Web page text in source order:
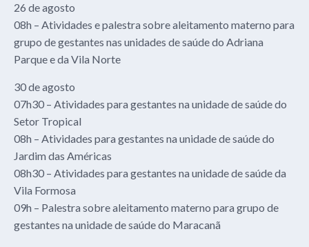
26 de agosto
08h – Atividades e palestra sobre aleitamento materno para
grupo de gestantes nas unidades de saúde do Adriana
Parque e da Vila Norte
30 de agosto
07h30 – Atividades para gestantes na unidade de saúde do
Setor Tropical
08h – Atividades para gestantes na unidade de saúde do
Jardim das Américas
08h30 – Atividades para gestantes na unidade de saúde da
Vila Formosa
09h – Palestra sobre aleitamento materno para grupo de
gestantes na unidade de saúde do Maracanã